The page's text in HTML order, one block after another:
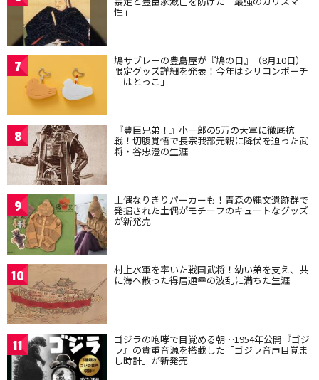
性」
7 鳩サブレーの豊島屋が『鳩の日』（8月10日）
限定グッズ詳細を発表！今年はシリコンポーチ
「はとっこ」
8 『豊臣兄弟！』小一郎の5万の大軍に徹底抗
戦！切腹覚悟で長宗我部元親に降伏を迫った武
将・谷忠澄の生涯
9 土偶なりきりパーカーも！青森の縄文遺跡群で
発掘された土偶がモチーフのキュートなグッズ
が新発売
10 村上水軍を率いた戦国武将！幼い弟を支え、共
に海へ散った得居通幸の波乱に満ちた生涯
11 ゴジラの咆哮で目覚める朝…1954年公開『ゴジ
ラ』の貴重音源を搭載した「ゴジラ音声目覚ま
し時計」が新発売